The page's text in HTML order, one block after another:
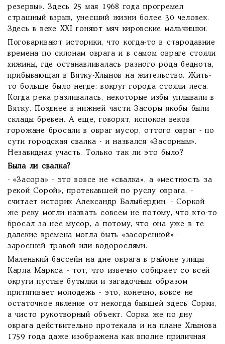
резервы». Здесь 25 мая 1968 года прогремел
страшный взрыв, унесший жизни более 30 человек.
Здесь в веке XXI гоняют мяч кировские мальчишки.
Поговаривают историки, что когда-то в стародавние
времена по склонам оврага и в самом овраге стояли
хижины, где останавливалась разного рода беднота,
прибывающая в Вятку-Хлынов на жительство. Жить-
то больше было негде: вокруг города стояли леса.
Когда река разливалась, некоторые избы уплывали в
Вятку. Позднее в нижней части Засоры якобы были
склады бревен. А еще, говорят, испокон веков
горожане бросали в овраг мусор, оттого овраг - по
сути городская свалка - и назвался «Засорным».
Незавидная участь. Только так ли это было?
Была ли свалка?
- «Засора» - это вовсе не «свалка», а «местность за
рекой Сорой», протекавшей по руслу оврага, -
считает историк Александр Балыбердин. - Соркой
же реку могли назвать совсем не потому, что кто-то
бросал за нее мусор, а потому, что она уже в те
далекие времена могла быть «засоренной» -
заросшей травой или водорослями.
Маленький бассейн на дне оврага в районе улицы
Карла Маркса - тот, что извечно собирает со всей
округи пустые бутылки и загадочным образом
притягивает молодежь - это, конечно, вовсе не
остаточное явление от некогда бывшей здесь Сорки,
а чисто рукотворный объект. Сорка же по дну
оврага действительно протекала и на плане Хлынова
1759 года даже изображена как вполне приличная